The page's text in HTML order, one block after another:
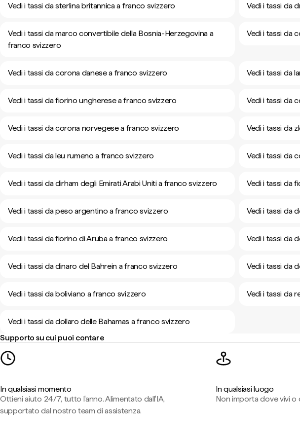
Vedi i tassi da sterlina britannica a franco svizzero Vedi i tassi da
Vedi i tassi da marco convertibile della Bosnia-Herzegovina a
franco svizzero
Vedi i tassi da
Vedi i tassi da corona danese a franco svizzero Vedi i tassi da
Vedi i tassi da fiorino ungherese a franco svizzero Vedi i tassi da
Vedi i tassi da corona norvegese a franco svizzero Vedi i tassi da
Vedi i tassi da leu rumeno a franco svizzero Vedi i tassi da
Vedi i tassi da dirham degli Emirati Arabi Uniti a franco svizzero Vedi i tassi da
Vedi i tassi da peso argentino a franco svizzero Vedi i tassi da
Vedi i tassi da fiorino di Aruba a franco svizzero Vedi i tassi da
Vedi i tassi da dinaro del Bahrein a franco svizzero Vedi i tassi da
Vedi i tassi da boliviano a franco svizzero Vedi i tassi da
Vedi i tassi da dollaro delle Bahamas a franco svizzero
Supporto su cui puoi contare
In qualsiasi momento
Ottieni aiuto 24/7, tutto l'anno. Alimentato dall'IA,
supportato dal nostro team di assistenza.
In qualsiasi luogo
Non importa dove vivi o